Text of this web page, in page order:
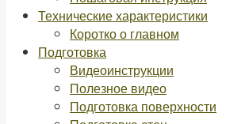
Технические характеристики
Коротко о главном
Подготовка
Видеоинструкции
Полезное видео
Подготовка поверхности